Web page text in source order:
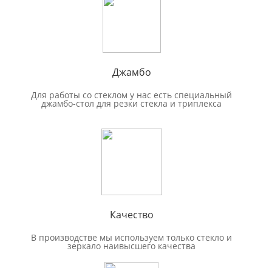
Джамбо
Для работы со стеклом у нас есть специальный
джамбо-стол для резки стекла и триплекса
Качество
В производстве мы используем только стекло и
зеркало наивысшего качества